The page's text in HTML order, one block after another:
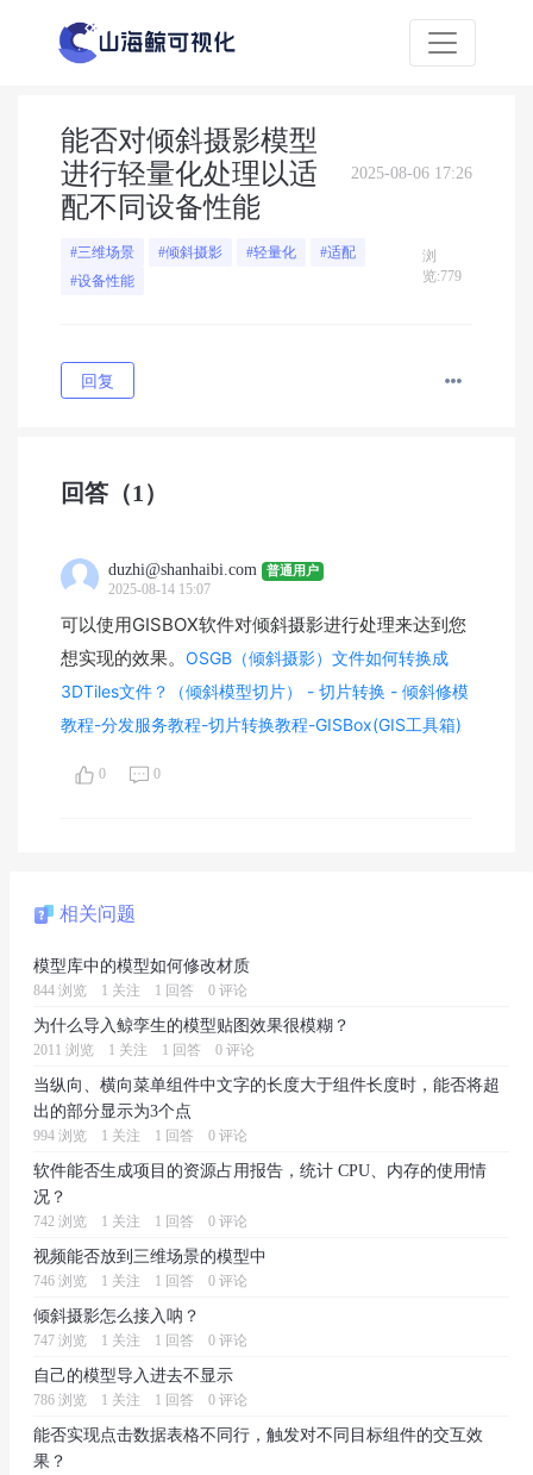
能否对倾斜摄影模型
进行轻量化处理以适
配不同设备性能
2025-08-06 17:26
#三维场景 #倾斜摄影 #轻量化
#适配
#设备性能
浏
览:779
回复
回答 （1）
duzhi@shanhaibi.com 普通用户
2025-08-14 15:07
可以使用GISBOX软件对倾斜摄影进行处理来达到您
想实现的效果。 OSGB（倾斜摄影）文件如何转换成
3DTiles文件？（倾斜模型切片） - 切片转换 - 倾斜修模
教程-分发服务教程-切片转换教程-GISBox(GIS工具箱)
0 0
相关问题
模型库中的模型如何修改材质
844 浏览 1 关注 1 回答 0 评论
为什么导入鲸孪生的模型贴图效果很模糊？
2011 浏览 1 关注 1 回答 0 评论
当纵向、横向菜单组件中文字的长度大于组件长度时，能否将超
出的部分显示为3个点
994 浏览 1 关注 1 回答 0 评论
软件能否生成项目的资源占用报告，统计 CPU、内存的使用情
况？
742 浏览 1 关注 1 回答 0 评论
视频能否放到三维场景的模型中
746 浏览 1 关注 1 回答 0 评论
倾斜摄影怎么接入呐？
747 浏览 1 关注 1 回答 0 评论
自己的模型导入进去不显示
786 浏览 1 关注 1 回答 0 评论
能否实现点击数据表格不同行，触发对不同目标组件的交互效
果？